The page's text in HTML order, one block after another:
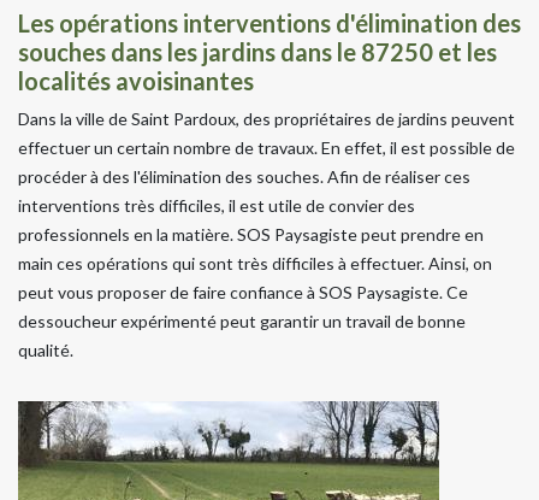
Les opérations interventions d'élimination des
souches dans les jardins dans le 87250 et les
localités avoisinantes
Dans la ville de Saint Pardoux, des propriétaires de jardins peuvent
effectuer un certain nombre de travaux. En effet, il est possible de
procéder à des l'élimination des souches. Afin de réaliser ces
interventions très difficiles, il est utile de convier des
professionnels en la matière. SOS Paysagiste peut prendre en
main ces opérations qui sont très difficiles à effectuer. Ainsi, on
peut vous proposer de faire confiance à SOS Paysagiste. Ce
dessoucheur expérimenté peut garantir un travail de bonne
qualité.